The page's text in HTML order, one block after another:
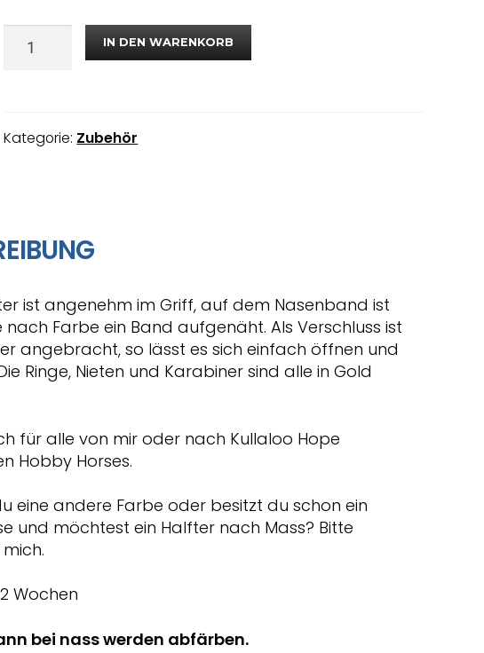
IN DEN WARENKORB
Kategorie: Zubehör
ist angenehm im Griff, auf dem Nasenband ist
nach Farbe ein Band aufgenäht. Als Verschluss ist
angebracht, so lässt es sich einfach öffnen und
Ringe, Nieten und Karabiner sind alle in Gold
für alle von mir oder nach Kullaloo Hope
Hobby Horses.
eine andere Farbe oder besitzt du schon ein
und möchtest ein Halfter nach Mass? Bitte
Wochen
bei nass werden abfärben.